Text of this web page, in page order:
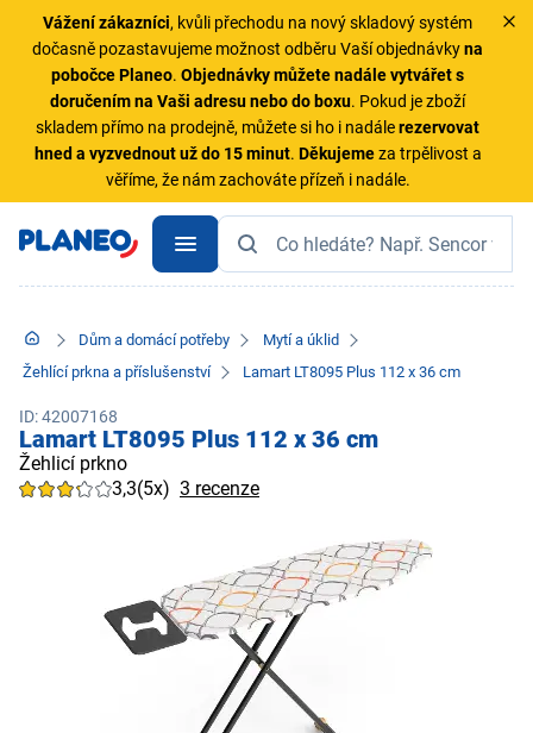
Vážení zákazníci, kvůli přechodu na nový skladový systém
dočasně pozastavujeme možnost odběru Vaší objednávkyna
pobočce Planeo.Objednávky můžete nadále vytvářet s
doručením na Vaši adresu nebo do boxu. Pokud je zboží
skladem přímo na prodejně, můžete si ho i nadálerezervovat
hned a vyzvednout už do 15 minut. Děkujemeza trpělivost a
věříme, že nám zachováte přízeň i nadále.
Dům a domácí potřeby
Mytí a úklid
Žehlící prkna a příslušenství
Lamart LT8095 Plus 112 x 36 cm
ID: 42007168
Lamart LT8095 Plus 112 x 36 cm
Žehlicí prkno
3,3(5x) 3 recenze